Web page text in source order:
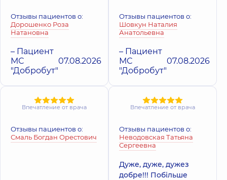
Поликлиника
Яблочная, 26,
Софиевская
Борщаговка
Владимира
(Героев
Медицинский
Центр «Добробут»
для всей семьи на
Поликлиника
Святошинская, 3-Б, г.
для всей
Поликлиника
Драгоманова,
Медицинский
Отзывы пациентов о:
Дорошенко Роза
Натановна
– Пациент
МС
"Добробут"
07.08.2026
Отзывы пациентов о:
Шовкун Наталия
Анатольевна
– Пациент
МС
"Добробут"
07.08.2026
Впечатление от врача
Отзывы пациентов о:
Смаль Богдан Орестович
Впечатление от врача
Отзывы пациентов о:
Неводовская Татьяна
Сергеевна
Дуже, дуже, дужез
добре!!! Побільше